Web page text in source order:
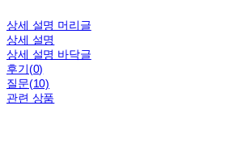
상세 설명 머리글
상세 설명
상세 설명 바닥글
후기(0)
질문(10)
관련 상품